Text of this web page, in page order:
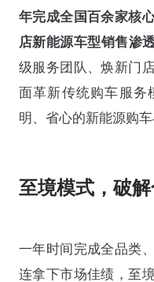
年完成全国百余家核
店新能源车型销售渗
级服务团队、焕新门
面革新传统购车服务
明、省心的新能源购车
至境模式，破
一年时间完成全品类
连拿下市场佳绩，至